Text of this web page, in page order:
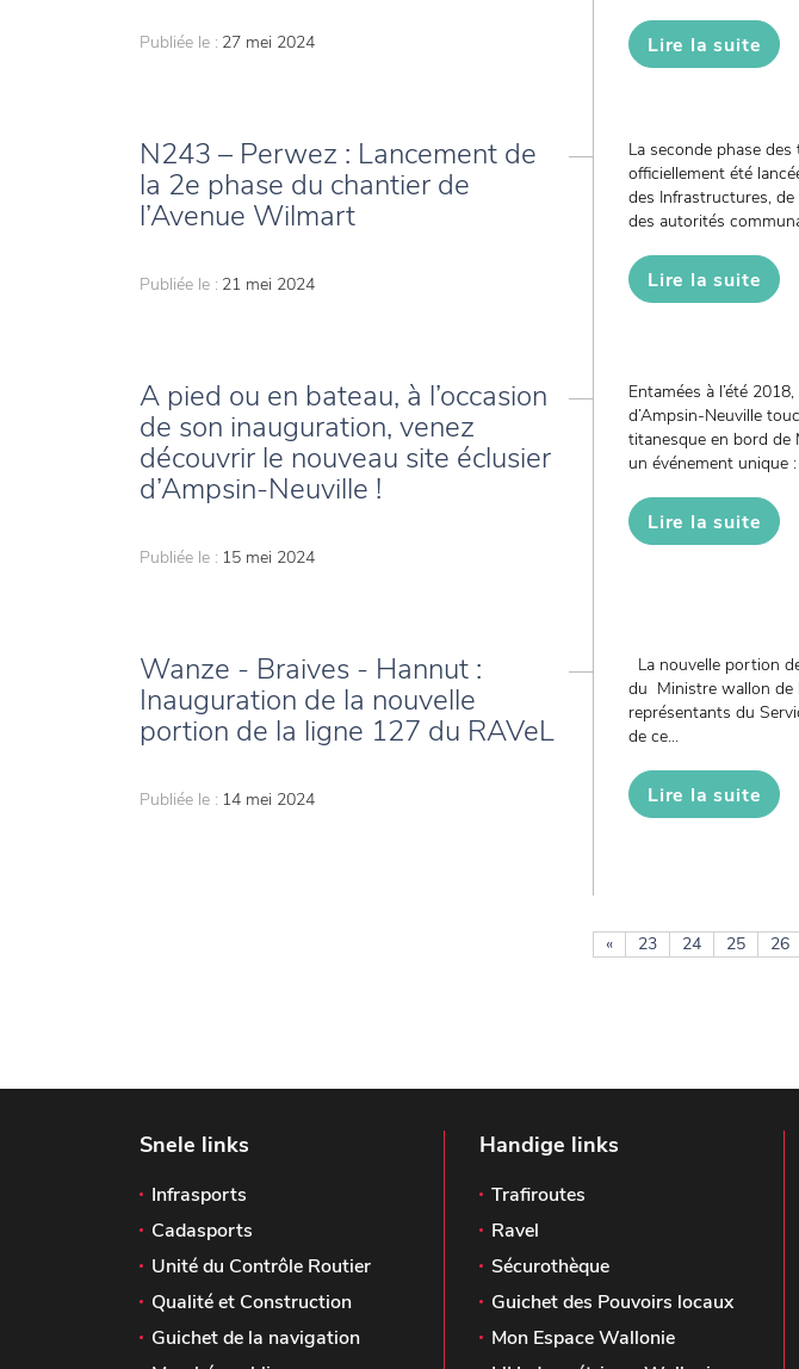
Publiée le : 27 mei 2024 Lire la suite
N243 – Perwez : Lancement de
la 2e phase du chantier de
l’Avenue Wilmart
Publiée le : 21 mei 2024
La seconde phase
officiellement été
des Infrastructures,
des autorités
Lire la suite
A pied ou en bateau, à l’occasion
de son inauguration, venez
découvrir le nouveau site éclusier
d’Ampsin-Neuville !
Publiée le : 15 mei 2024
Entamées à l’été
d’Ampsin-Neuville
titanesque en bord de
un événement unique
Lire la suite
Wanze - Braives - Hannut :
Inauguration de la nouvelle
portion de la ligne 127 du RAVeL
Publiée le : 14 mei 2024
La nouvelle portion
du Ministre wallon de
représentants du
de ce...
Lire la suite
« 23 24 25 26
Snele links
Infrasports
Cadasports
Unité du Contrôle Routier
Qualité et Construction
Guichet de la navigation
Handige links
Trafiroutes
Ravel
Sécurothèque
Guichet des Pouvoirs locaux
Mon Espace Wallonie